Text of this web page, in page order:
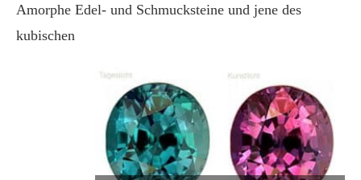
Amorphe Edel- und Schmucksteine und jene des
kubischen